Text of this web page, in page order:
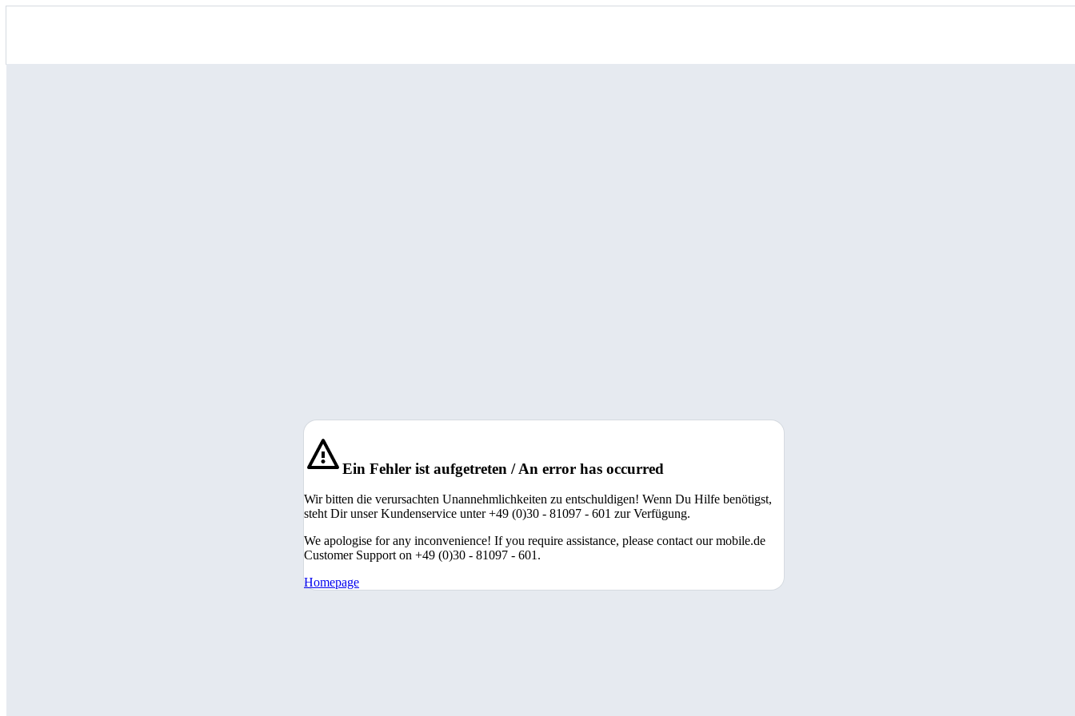
Ein Fehler ist aufgetreten / An error has occurred
Wir bitten die verursachten Unannehmlichkeiten zu entschuldigen! Wenn Du Hilfe benötigst,
steht Dir unser Kundenservice unter +49 (0)30 - 81097 - 601 zur Verfügung.
We apologise for any inconvenience! If you require assistance, please contact our mobile.de
Customer Support on +49 (0)30 - 81097 - 601.
Homepage